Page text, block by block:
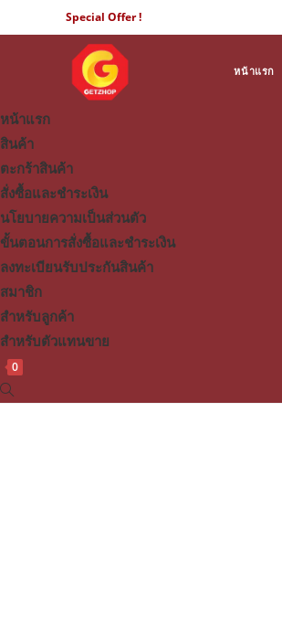
to
Special Offer !
หน้าแรก
หน้าแรก
สินค้า
ตะกร้าสินค้า
สั่งซื้อและชำระเงิน
นโยบายความเป็นส่วนตัว
ขั้นตอนการสั่งซื้อและชำระเงิน
ลงทะเบียนรับประกันสินค้า
สมาชิก
สำหรับลูกค้า
สำหรับตัวแทนขาย
0
Toggle